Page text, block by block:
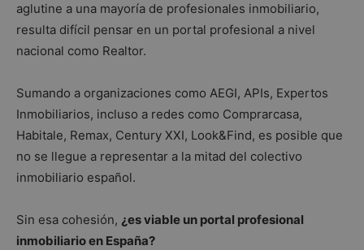
aglutine a una mayoría de profesionales inmobiliario,
resulta difícil pensar en un portal profesional a nivel
nacional como Realtor.
Sumando a organizaciones como AEGI, APIs, Expertos
Inmobiliarios, incluso a redes como Comprarcasa,
Habitale, Remax, Century XXI, Look&Find, es posible que
no se llegue a representar a la mitad del colectivo
inmobiliario español.
Sin esa cohesión, ¿es viable un portal profesional
inmobiliario en España?